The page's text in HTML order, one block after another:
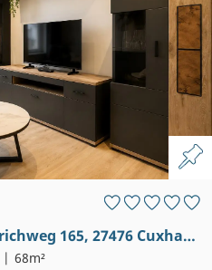
Haus Deichlust Whg.1,Strichweg 165, 27476 Cuxhaven-Döse
68m²